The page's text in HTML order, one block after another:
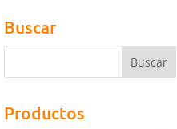
Buscar
Productos